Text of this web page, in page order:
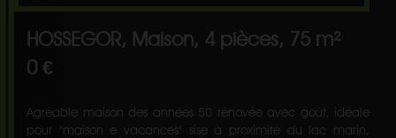
HOSSEGOR, Maison, 4 pièces, 75 m²
0 €
Agréable maison des années 50 rénovée avec goût, idéale
pour "maison e vacances" sise à proximité du lac marin,